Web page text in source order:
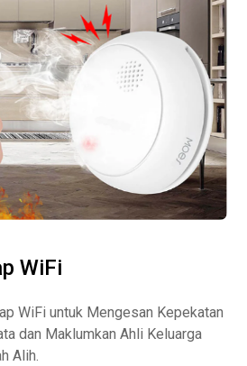
WiFi
WiFi untuk Mengesan Kepekatan
dan Maklumkan Ahli Keluarga
Alih.